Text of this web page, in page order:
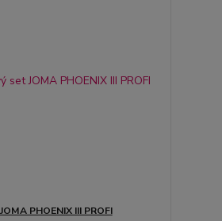
PHOENIX III PROFI